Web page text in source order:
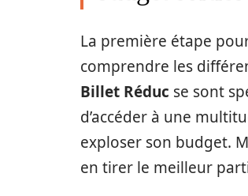
La première étape
comprendre les
Billet Réduc se sont
d’accéder à une
exploser son budget.
en tirer le meilleur